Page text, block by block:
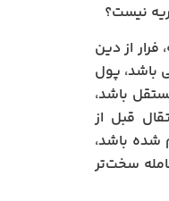
نیست؟
فرار از دین
باشد، پول
باشد،
قبل از
شده باشد،
سخت‌تر